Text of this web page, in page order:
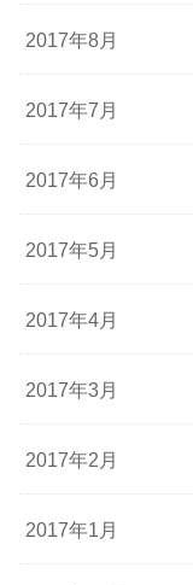
2017年8月
2017年7月
2017年6月
2017年5月
2017年4月
2017年3月
2017年2月
2017年1月